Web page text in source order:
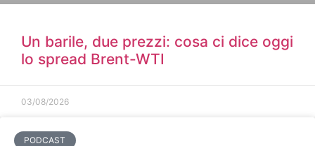
Un barile, due prezzi: cosa ci dice oggi
lo spread Brent-WTI
03/08/2026
PODCAST